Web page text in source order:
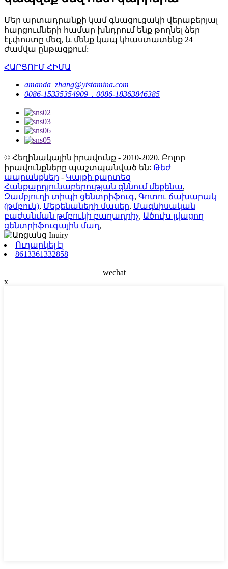
Մեր արտադրանքի կամ գնացուցակի վերաբերյալ
հարցումների համար խնդրում ենք թողնել ձեր
էլ.փոստը մեզ, և մենք կապ կհաստատենք 24
ժամվա ընթացքում:
ՀԱՐՑՈՒՄ ՀԻՄԱ
amanda_zhang@ytstamina.com
0086-15335354909，0086-18363846385
© Հեղինակային իրավունք - 2010-2020. Բոլոր
իրավունքները պաշտպանված են: Թեժ
ապրանքներ - Կայքի քարտեզ
Հանքարդյունաբերության զննում մեքենա,
Զամբյուղի տիպի ցենտրիֆուգ, Գոտու ճախարակ
(թմբուկ), Մեքենաների մասեր, Մագնիսական
բաժանման թմբուկի բաղադրիչ, Ածուխ լվացող
ցենտրիֆուգային մաղ,
Ուղարկել էլ
8613361332858
wechat
x